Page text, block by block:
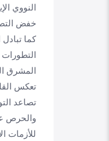
النووي
خفض
كما
المشرق
تعكس
تصاعد
والحرص
للأزمات